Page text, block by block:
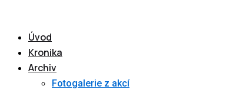
contentÚvod
Kronika
Archiv
Fotogalerie z akcí